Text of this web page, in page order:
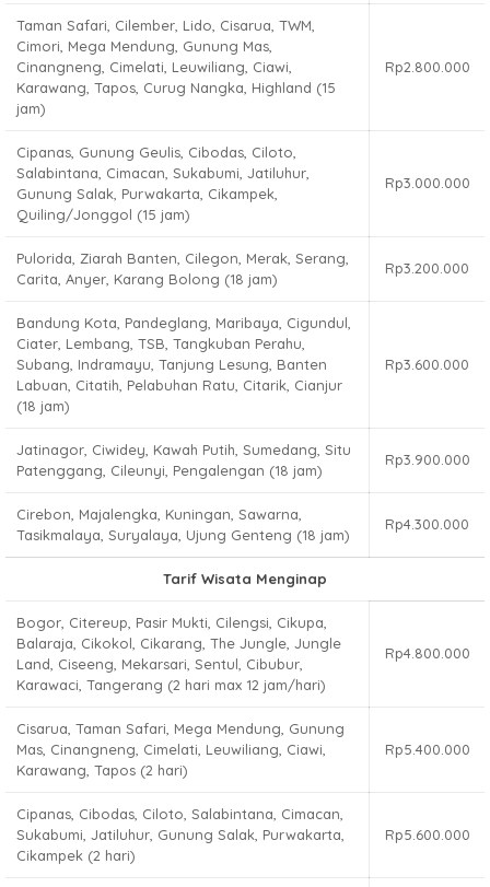
Taman Safari, Cilember, Lido, Cisarua, TWM,
Cimori, Mega Mendung, Gunung Mas,
Cinangneng, Cimelati, Leuwiliang, Ciawi,
Karawang, Tapos, Curug Nangka, Highland (15
jam)
Rp2.800.000
Cipanas, Gunung Geulis, Cibodas, Ciloto,
Salabintana, Cimacan, Sukabumi, Jatiluhur,
Gunung Salak, Purwakarta, Cikampek,
Quiling/Jonggol (15 jam)
Rp3.000.000
Pulorida, Ziarah Banten, Cilegon, Merak, Serang,
Carita, Anyer, Karang Bolong (18 jam)
Rp3.200.000
Bandung Kota, Pandeglang, Maribaya, Cigundul,
Ciater, Lembang, TSB, Tangkuban Perahu,
Subang, Indramayu, Tanjung Lesung, Banten
Labuan, Citatih, Pelabuhan Ratu, Citarik, Cianjur
(18 jam)
Rp3.600.000
Jatinagor, Ciwidey, Kawah Putih, Sumedang, Situ
Patenggang, Cileunyi, Pengalengan (18 jam)
Rp3.900.000
Cirebon, Majalengka, Kuningan, Sawarna,
Tasikmalaya, Suryalaya, Ujung Genteng (18 jam)
Rp4.300.000
Tarif Wisata Menginap
Bogor, Citereup, Pasir Mukti, Cilengsi, Cikupa,
Balaraja, Cikokol, Cikarang, The Jungle, Jungle
Land, Ciseeng, Mekarsari, Sentul, Cibubur,
Karawaci, Tangerang (2 hari max 12 jam/hari)
Rp4.800.000
Cisarua, Taman Safari, Mega Mendung, Gunung
Mas, Cinangneng, Cimelati, Leuwiliang, Ciawi,
Karawang, Tapos (2 hari)
Rp5.400.000
Cipanas, Cibodas, Ciloto, Salabintana, Cimacan,
Sukabumi, Jatiluhur, Gunung Salak, Purwakarta,
Cikampek (2 hari)
Rp5.600.000